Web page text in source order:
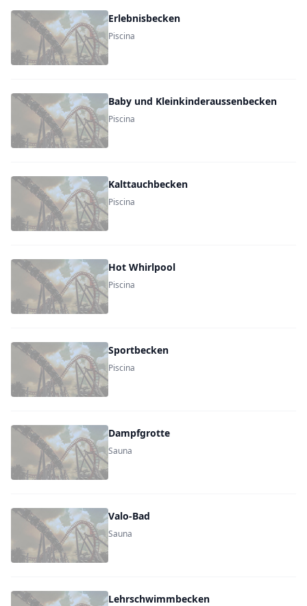
Erlebnisbecken
Piscina
Baby und Kleinkinderaussenbecken
Piscina
Kalttauchbecken
Piscina
Hot Whirlpool
Piscina
Sportbecken
Piscina
Dampfgrotte
Sauna
Valo-Bad
Sauna
Lehrschwimmbecken